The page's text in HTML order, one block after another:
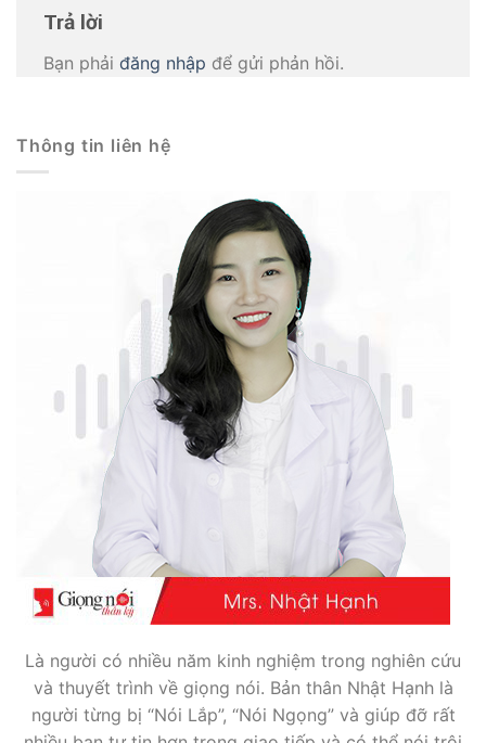
Trả lời
Bạn phải đăng nhập để gửi phản hồi.
Thông tin liên hệ
Là người có nhiều năm kinh nghiệm trong nghiên cứu
và thuyết trình về giọng nói. Bản thân Nhật Hạnh là
người từng bị “Nói Lắp”, “Nói Ngọng” và giúp đỡ rất